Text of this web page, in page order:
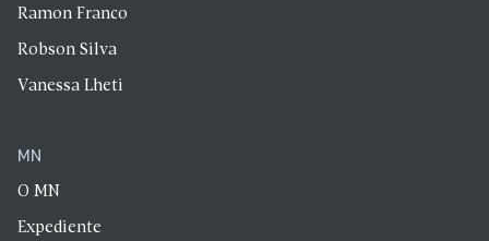
Ramon Franco
Robson Silva
Vanessa Lheti
MN
O MN
Expediente